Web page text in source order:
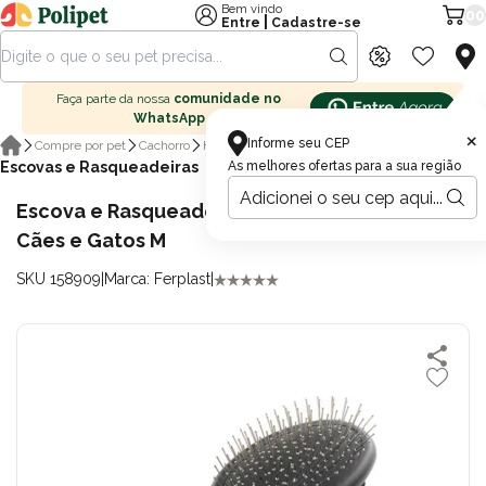
Informe seu CEP
As melhores ofertas para a sua região
×
Bem vindo
Entre
Cadastre-se
Faça parte da nossa comunidade no
WhatsApp
Compre por pet
Cachorro Higiene para cachorro
Escovas e Rasqueadeiras
Escova e Rasqueadeira Dupla Ferplast para
Cães e Gatos M
SKU 158909 Marca: Ferplast